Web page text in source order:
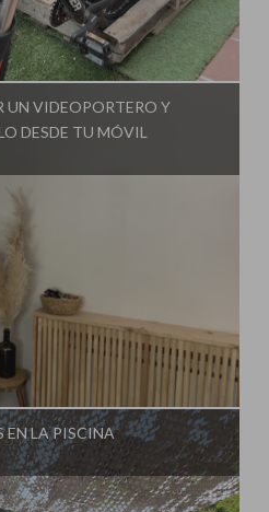
Steffido
UN VIDEOPORTERO Y
DESDE TU MÓVIL
EN LA PISCINA